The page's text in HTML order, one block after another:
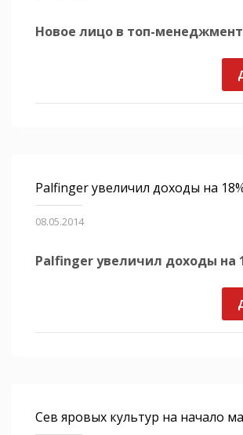
Новое лицо в топ-
Palfinger увеличил доходы на
08.05.2014
Palfinger увеличил доходы на
Сев яровых культур на начало